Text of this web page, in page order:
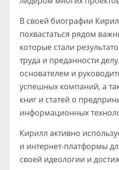
В своей биографии
похвастаться рядом
которые стали
труда и преданности
основателем и
успешных компаний, а
книг и статей о
информационных
Кирилл активно
и интернет-платформы
своей идеологии и